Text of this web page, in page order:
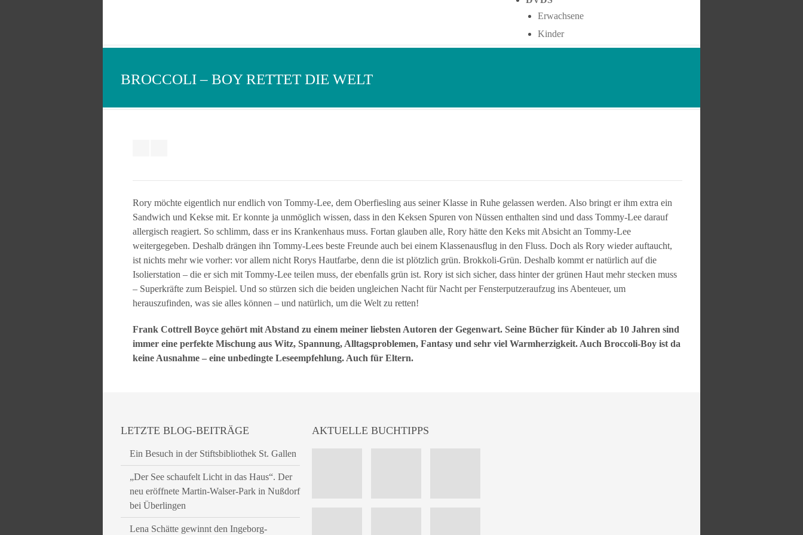
Erwachsene
Kinder
BROCCOLI – BOY RETTET DIE WELT
Rory möchte eigentlich nur endlich von Tommy-Lee, dem Oberfiesling aus seiner Klasse in Ruhe gelassen werden. Also bringt er ihm extra ein
Sandwich und Kekse mit. Er konnte ja unmöglich wissen, dass in den Keksen Spuren von Nüssen enthalten sind und dass Tommy-Lee darauf
allergisch reagiert. So schlimm, dass er ins Krankenhaus muss. Fortan glauben alle, Rory hätte den Keks mit Absicht an Tommy-Lee
weitergegeben. Deshalb drängen ihn Tommy-Lees beste Freunde auch bei einem Klassenausflug in den Fluss. Doch als Rory wieder auftaucht,
ist nichts mehr wie vorher: vor allem nicht Rorys Hautfarbe, denn die ist plötzlich grün. Brokkoli-Grün. Deshalb kommt er natürlich auf die
Isolierstation – die er sich mit Tommy-Lee teilen muss, der ebenfalls grün ist. Rory ist sich sicher, dass hinter der grünen Haut mehr stecken muss
– Superkräfte zum Beispiel. Und so stürzen sich die beiden ungleichen Nacht für Nacht per Fensterputzeraufzug ins Abenteuer, um
herauszufinden, was sie alles können – und natürlich, um die Welt zu retten!
Frank Cottrell Boyce gehört mit Abstand zu einem meiner liebsten Autoren der Gegenwart. Seine Bücher für Kinder ab 10 Jahren sind
immer eine perfekte Mischung aus Witz, Spannung, Alltagsproblemen, Fantasy und sehr viel Warmherzigkeit. Auch Broccoli-Boy ist da
keine Ausnahme – eine unbedingte Leseempfehlung. Auch für Eltern.
LETZTE BLOG-BEITRÄGE
Ein Besuch in der Stiftsbibliothek St. Gallen
„Der See schaufelt Licht in das Haus“. Der
neu eröffnete Martin-Walser-Park in Nußdorf
bei Überlingen
Lena Schätte gewinnt den Ingeborg-
AKTUELLE BUCHTIPPS